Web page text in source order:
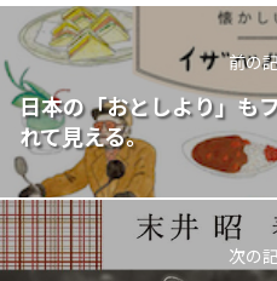
前の
日本の「おとしより」も
れて見える。
次の